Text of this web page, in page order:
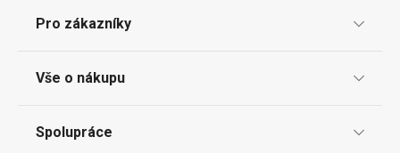
Pro zákazníky
Nákup po telefonu
Vše o nákupu
Spolupráce